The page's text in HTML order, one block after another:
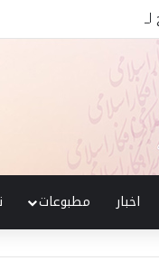
البلاغہ میں حقیقی
اخبار مطبوعات